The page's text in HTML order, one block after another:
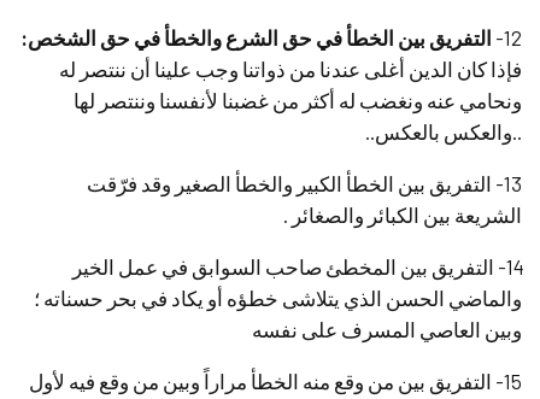
12- التفريق بين الخطأ في حق الشرع والخطأ في حق الشخص:
فإذا كان الدين أغلى عندنا من ذواتنا وجب علينا أن ننتصر له
ونحامي عنه ونغضب له أكثر من غضبنا لأنفسنا وننتصر لها
..والعكس بالعكس..
13- التفريق بين الخطأ الكبير والخطأ الصغير وقد فرّقت
الشريعة بين الكبائر والصغائر .
14- التفريق بين المخطئ صاحب السوابق في عمل الخير
والماضي الحسن الذي يتلاشى خطؤه أو يكاد في بحر حسناته ؛
وبين العاصي المسرف على نفسه
15- التفريق بين من وقع منه الخطأ مراراً وبين من وقع فيه لأول